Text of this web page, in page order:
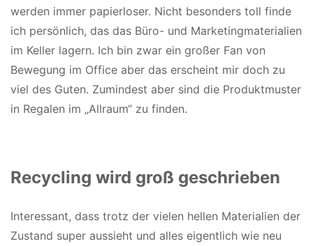
werden immer papierloser. Nicht besonders toll finde
ich persönlich, das das Büro- und Marketingmaterialien
im Keller lagern. Ich bin zwar ein großer Fan von
Bewegung im Office aber das erscheint mir doch zu
viel des Guten. Zumindest aber sind die Produktmuster
in Regalen im „Allraum“ zu finden.
Recycling wird groß geschrieben
Interessant, dass trotz der vielen hellen Materialien der
Zustand super aussieht und alles eigentlich wie neu